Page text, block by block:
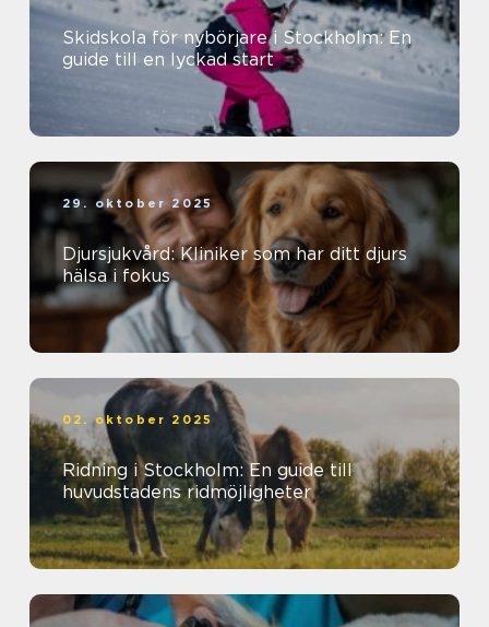
Skidskola för nybörjare i Stockholm: En
guide till en lyckad start
29. oktober 2025
Djursjukvård: Kliniker som har ditt djurs
hälsa i fokus
02. oktober 2025
Ridning i Stockholm: En guide till
huvudstadens ridmöjligheter